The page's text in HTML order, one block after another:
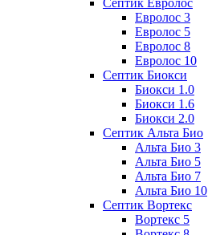
Септик Евролос
Евролос 3
Евролос 5
Евролос 8
Евролос 10
Септик Биокси
Биокси 1.0
Биокси 1.6
Биокси 2.0
Септик Альта Био
Альта Био 3
Альта Био 5
Альта Био 7
Альта Био 10
Септик Вортекс
Вортекс 5